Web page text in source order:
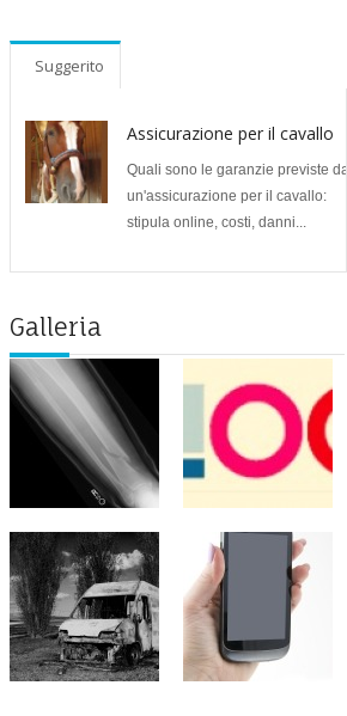
Suggerito
Assicurazione per il cavallo
Quali sono le garanzie previste da
un'assicurazione per il cavallo:
stipula online, costi, danni...
Galleria